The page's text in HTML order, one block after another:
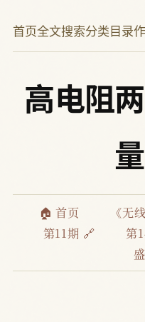
首页全文搜索分类目录
高电阻
🏠 首页 《无
第11期 🔗
第